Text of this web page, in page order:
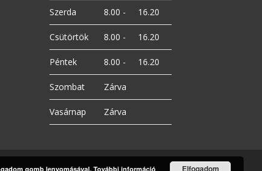
Szerda 8.00 - 16.20
Csütörtök 8.00 - 16.20
Péntek 8.00 - 16.20
Szombat Zárva
Vasárnap Zárva
gomb lenyomásával. További információ Elfogadom